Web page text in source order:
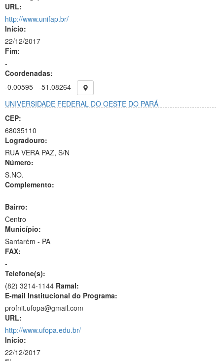
URL:
http://www.unifap.br/
Início:
22/12/2017
Fim:
-
Coordenadas:
-0.00595 -51.08264
UNIVERSIDADE FEDERAL DO OESTE DO PARÁ
CEP:
68035110
Logradouro:
RUA VERA PAZ, S/N
Número:
S.NO.
Complemento:
-
Bairro:
Centro
Município:
Santarém - PA
FAX:
-
Telefone(s):
(82) 3214-1144 Ramal:
E-mail Institucional do Programa:
profnit.ufopa@gmail.com
URL:
http://www.ufopa.edu.br/
Início:
22/12/2017